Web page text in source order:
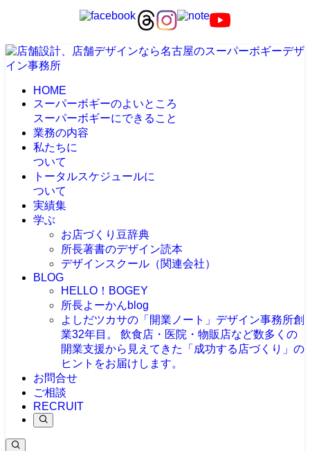
HOME
スーパーボギーのよいところ
スーパーボギーにできること
業務の内容
私たちに
ついて
トータルスケジュールに
ついて
実績集
学ぶ
お店づくり豆辞典
所長著書のデザイン読本
デザインスクール（関連会社）
BLOG
HELLO！BOGEY
所長よーかんblog
よしだツカサの「開業ノート」 デザイン事務所創
業32年目。 飲食店・医院・物販店など数多くの
開業支援から見えてきた「成功する店づくり」の
ヒントをお届けします。
お問合せ
ご相談
RECRUIT